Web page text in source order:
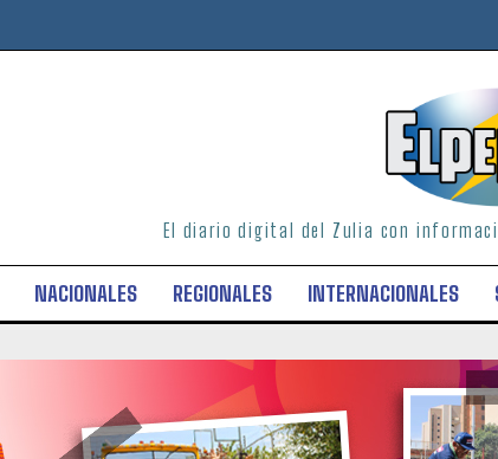
El diario digital del Zulia con
NACIONALES REGIONALES INTERNACIONALES